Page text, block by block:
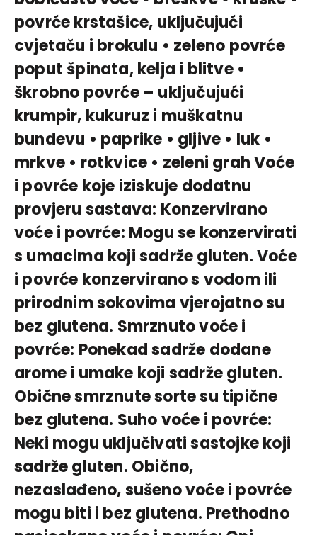
povrće krstašice, uključujući
cvjetaču i brokulu • zeleno povrće
poput špinata, kelja i blitve •
škrobno povrće – uključujući
krumpir, kukuruz i muškatnu
bundevu • paprike • gljive • luk •
mrkve • rotkvice • zeleni grah Voće
i povrće koje iziskuje dodatnu
provjeru sastava: Konzervirano
voće i povrće: Mogu se konzervirati
s umacima koji sadrže gluten. Voće
i povrće konzervirano s vodom ili
prirodnim sokovima vjerojatno su
bez glutena. Smrznuto voće i
povrće: Ponekad sadrže dodane
arome i umake koji sadrže gluten.
Obične smrznute sorte su tipične
bez glutena. Suho voće i povrće:
Neki mogu uključivati sastojke koji
sadrže gluten. Obično,
nezaslađeno, sušeno voće i povrće
mogu biti i bez glutena. Prethodno